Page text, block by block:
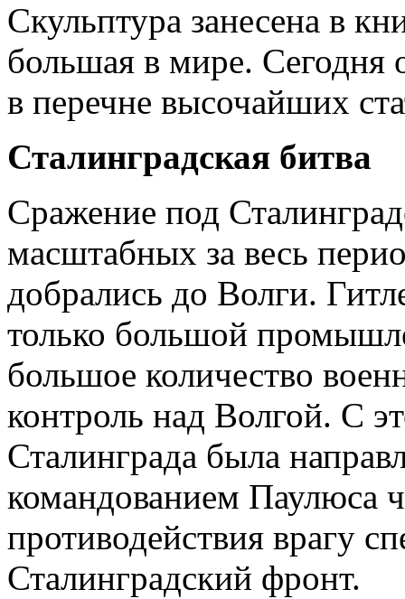
Скульптура занесена в
большая в мире. Сегодня
в перечне высочайших
Сталинградская битва
Сражение под
масштабных за весь
добрались до Волги.
только большой
большое количество
контроль над Волгой. С
Сталинграда была
командованием Паулюса
противодействия врагу
Сталинградский фронт.